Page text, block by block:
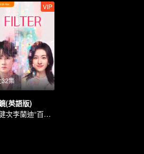
32集
VIP
(英語版)
檀健次李蘭迪“百變人生”